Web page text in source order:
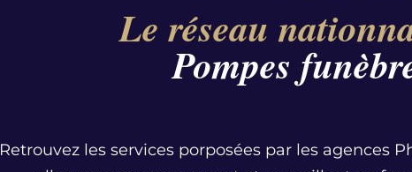
Le réseau
Pompes
Retrouvez les services porposées par les agences